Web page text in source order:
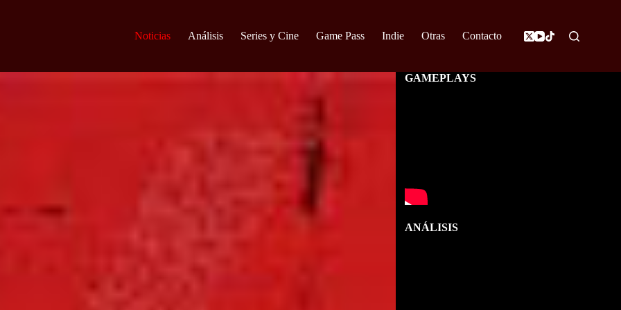
Noticias Análisis Series y Cine Game Pass Indie Otras Contacto
GAMEPLAYS
ANÁLISIS